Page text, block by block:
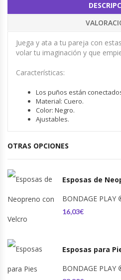
Juega y ata a tu pareja con
volar tu imaginación y que
Características:
Los puños están
Material: Cuero.
Color: Negro.
Ajustables.
OTRAS OPCIONES
Esposas de
BONDAGE PLAY
16,03€
Esposas para
BONDAGE PLAY